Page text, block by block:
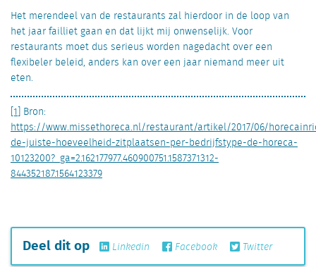
Het merendeel van de restaurants zal hierdoor in de loop van
het jaar failliet gaan en dat lijkt mij onwenselijk. Voor
restaurants moet dus serieus worden nagedacht over een
flexibeler beleid, anders kan over een jaar niemand meer uit
eten.
[1] Bron:
https://www.missethoreca.nl/restaurant/artikel/2017/06/
de-juiste-hoeveelheid-zitplaatsen-per-bedrijfstype-de-horeca-
10123200?_ga=2.162177977.460900751.1587371312-
844352187.1564123379
Deel dit op Linkedin Facebook Twitter